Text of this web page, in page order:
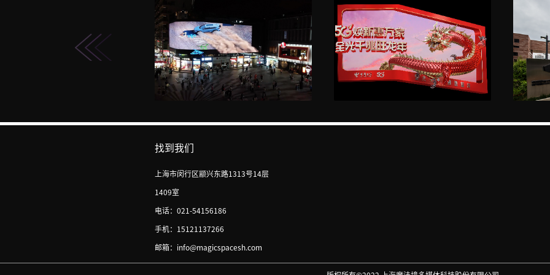
找到我们
上海市闵行区颛兴东路1313号14层
1409室
电话：021-54156186
手机：15121137266
邮箱：info@magicspacesh.com